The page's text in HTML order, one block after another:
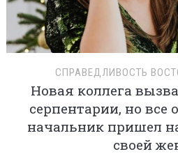
СПРАВЕДЛИВОСТЬ
Новая коллега
серпентарии, но все
начальник пришел
своей